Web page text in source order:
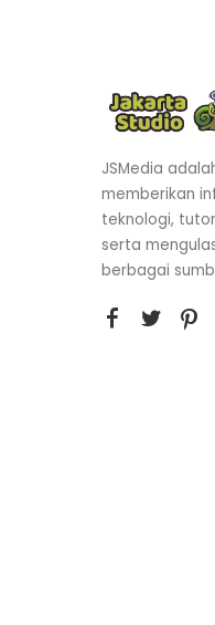
JSMedia
memberikan
teknologi,
serta
berbagai